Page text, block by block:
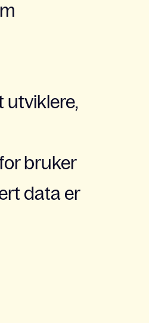
utviklere,
bruker
data er